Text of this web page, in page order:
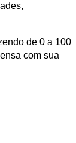
de 0 a 100
com sua